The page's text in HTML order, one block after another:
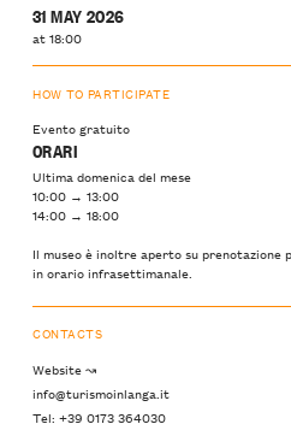
31 MAY 2026
at 18:00
HOW TO PARTICIPATE
Evento gratuito
ORARI
Ultima domenica del mese
10:00 → 13:00
14:00 → 18:00
Il museo è inoltre aperto su prenotazione
in orario infrasettimanale.
CONTACTS
Website ↝
info@turismoinlanga.it
Tel: +39 0173 364030